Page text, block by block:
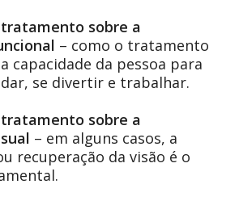
sobre a
– como o tratamento
capacidade da pessoa para
se divertir e trabalhar.
sobre a
– em alguns casos, a
recuperação da visão é o